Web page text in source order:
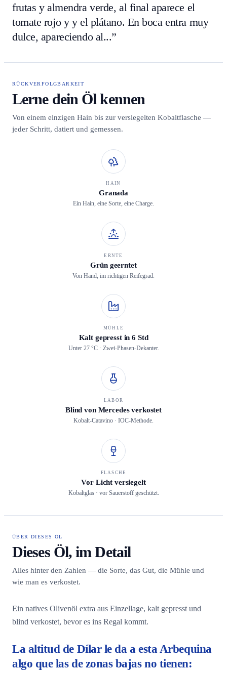
frutas y almendra verde, al final aparece el
tomate rojo y y el plátano. En boca entra muy
dulce, apareciendo al...”
RÜCKVERFOLGBARKEIT
Lerne dein Öl kennen
Von einem einzigen Hain bis zur versiegelten Kobaltflasche —
jeder Schritt, datiert und gemessen.
HAIN
Granada
Ein Hain, eine Sorte, eine Charge.
ERNTE
Grün geerntet
Von Hand, im richtigen Reifegrad.
MÜHLE
Kalt gepresst in 6 Std
Unter 27 °C · Zwei-Phasen-Dekanter.
LABOR
Blind von Mercedes verkostet
Kobalt-Catavino · IOC-Methode.
FLASCHE
Vor Licht versiegelt
Kobaltglas · vor Sauerstoff geschützt.
ÜBER DIESES ÖL
Dieses Öl, im Detail
Alles hinter den Zahlen — die Sorte, das Gut, die Mühle und
wie man es verkostet.
Ein natives Olivenöl extra aus Einzellage, kalt gepresst und
blind verkostet, bevor es ins Regal kommt.
La altitud de Dílar le da a esta Arbequina
algo que las de zonas bajas no tienen: